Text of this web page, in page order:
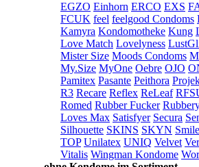
EGZO Einhorn ERCO EXS
FCUK feel feelgood Condoms
Kamyra Kondomotheke Kung
Love Match Lovelyness
Mister Size Moods Condoms
My.Size MyOne Oebre OJO
Pamitex Pasante Peithora
R3 Recare Reflex ReLeaf
Romed Rubber Fucker
Loves Max Satisfyer Secura
Silhouette SKINS SKYN Smile
TOP Unilatex UNIQ Velvet
Vitalis Wingman Kondome